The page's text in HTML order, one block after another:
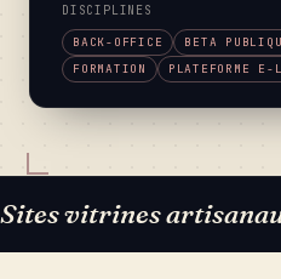
DISCIPLINES
BACK-OFFICE
BETA
FORMATION
PLATEFORME E-
Sites vitrines